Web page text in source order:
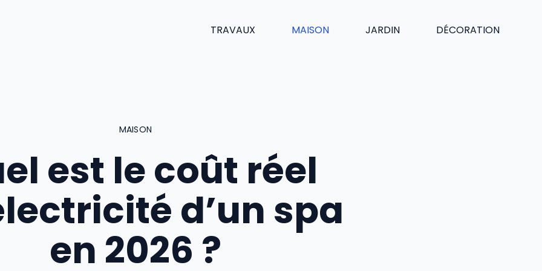
TRAVAUX MAISON JARDIN DÉCORATION
MAISON
est le coût réel
d’un spa
en 2026 ?